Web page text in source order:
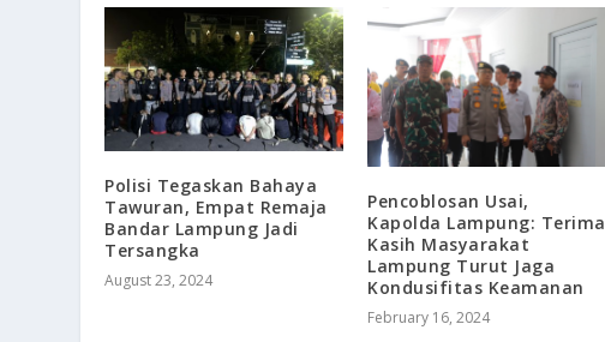
Polisi Tegaskan Bahaya
Tawuran, Empat Remaja
Bandar Lampung Jadi
Tersangka
August 23, 2024
Pencoblosan Usai,
Kapolda Lampung: Terima
Kasih Masyarakat
Lampung Turut Jaga
Kondusifitas Keamanan
February 16, 2024